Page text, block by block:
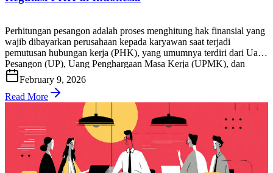
Perhitungan pesangon adalah proses menghitung hak finansial yang
wajib dibayarkan perusahaan kepada karyawan saat terjadi
pemutusan hubungan kerja (PHK), yang umumnya terdiri dari Uang
Pesangon (UP), Uang Penghargaan Masa Kerja (UPMK), dan
Uang Penggantian Hak (UPH), sesuai ketentuan peraturan
ketenagakerjaan yang berlaku di Indonesia. Bagi HR, tim payroll,
pemilik bisnis, maupun karyawan, akurasi hitung pesangon […]
February 9, 2026
Read More